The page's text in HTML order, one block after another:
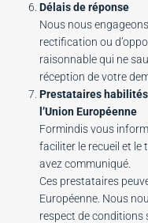
Délais de réponse
Nous nous
rectification ou
raisonnable qui ne
réception de votre
Prestataires
l’Union Européenne
Formindis vous
faciliter le recueil et le
avez communiqué.
Ces prestataires
Européenne. Nous
respect de conditions